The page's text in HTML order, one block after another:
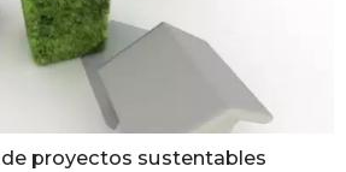
proyectos sustentables